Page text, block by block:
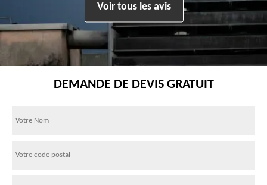
Voir tous les avis
DEMANDE DE DEVIS GRATUIT